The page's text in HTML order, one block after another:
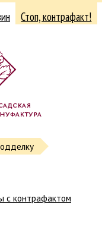
Стоп, контрафакт!
с контрафактом